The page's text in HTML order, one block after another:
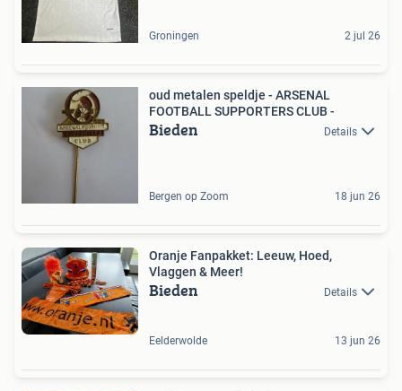
Groningen 2 jul 26
oud metalen speldje - ARSENAL
FOOTBALL SUPPORTERS CLUB -
Bieden Details
Bergen op Zoom 18 jun 26
Oranje Fanpakket: Leeuw, Hoed,
Vlaggen & Meer!
Bieden Details
Eelderwolde 13 jun 26